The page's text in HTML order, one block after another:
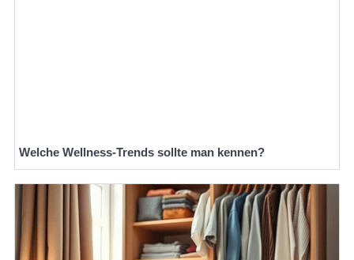
Welche Wellness-Trends sollte man kennen?